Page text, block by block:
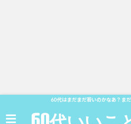
60代はまだまだ若いのかなあ？ま